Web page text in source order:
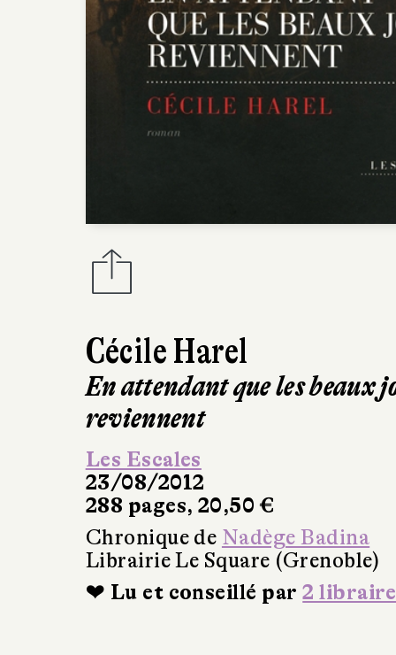
Cécile Harel
En attendant que les beaux
reviennent
Les Escales
23/08/2012
288 pages, 20,50 €
Chronique de Nadège Badina
Librairie Le Square (Grenoble)
❤ Lu et conseillé par2